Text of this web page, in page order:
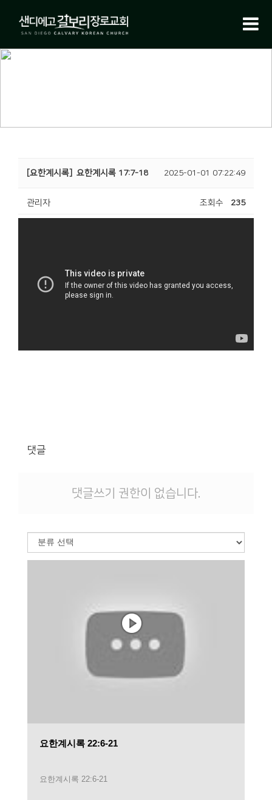
[요한계시록] 요한계시록 17:7-18 2025-01-01 07:22:49
관리자 조회수 235
댓글
댓글쓰기 권한이 없습니다.
요한계시록 22:6-21
요한계시록 22:6-21